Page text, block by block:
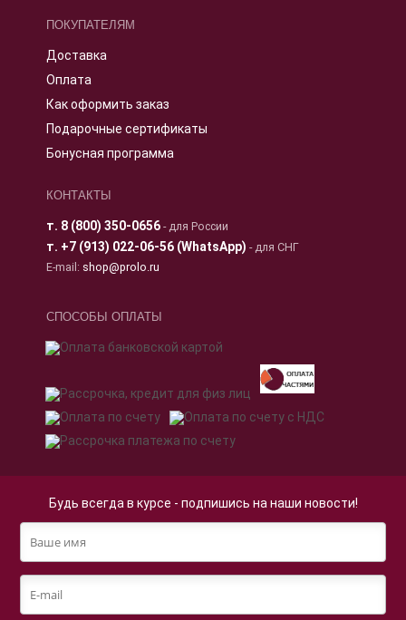
ПОКУПАТЕЛЯМ
Доставка
Оплата
Как оформить заказ
Подарочные сертификаты
Бонусная программа
КОНТАКТЫ
т. 8 (800) 350-0656- для России
т. +7 (913) 022-06-56 (WhatsApp) - для СНГ
E-mail: shop@prolo.ru
СПОСОБЫ ОПЛАТЫ
Будь всегда в курсе - подпишись на наши новости!